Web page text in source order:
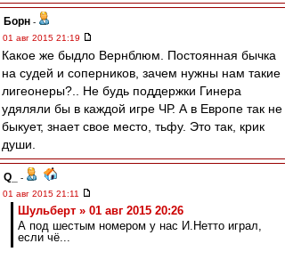
Борн -
01 авг 2015 21:19
Какое же быдло Вернблюм. Постоянная бычка
на судей и соперников, зачем нужны нам такие
лигеонеры?.. Не будь поддержки Гинера
удяляли бы в каждой игре ЧР. А в Европе так не
быкует, знает свое место, тьфу. Это так, крик
души.
Q_
-
01 авг 2015 21:11
Шульберт » 01 авг 2015 20:26
А под шестым номером у нас И.Нетто играл,
если чё...